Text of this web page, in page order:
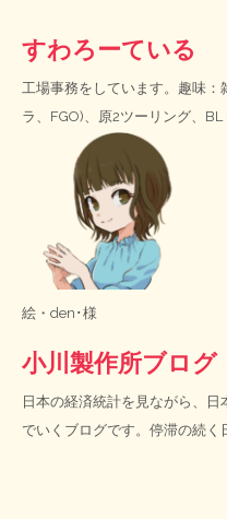
すわろーている
工場事務をしています。趣味：
ラ、FGO)、原2ツーリング、BL
絵・ den･様
小川製作所ブログ
日本の経済統計を見ながら、
でいくブログです。停滞の続く